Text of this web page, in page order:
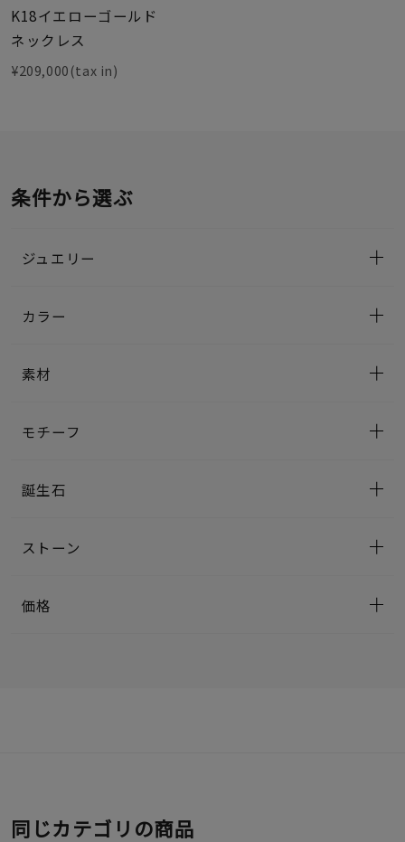
K18イエローゴールド
ネックレス
¥209,000(tax in)
条件から選ぶ
ジュエリー
カラー
素材
モチーフ
誕生石
ストーン
価格
同じカテゴリの商品